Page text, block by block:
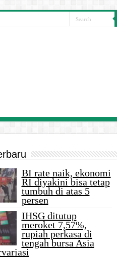
BI rate naik, ekonomi
RI diyakini bisa tetap
tumbuh di atas 5
persen
IHSG ditutup
meroket 7,57%,
rupiah perkasa di
tengah bursa Asia